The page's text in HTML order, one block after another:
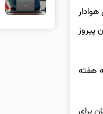
پیروز
هفته
برای